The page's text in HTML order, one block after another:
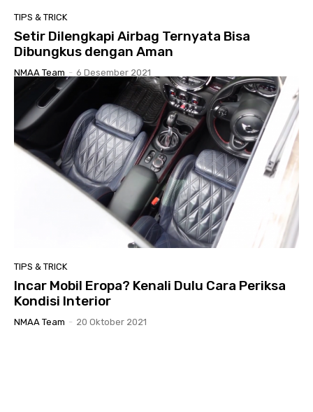
TIPS & TRICK
Setir Dilengkapi Airbag Ternyata Bisa
Dibungkus dengan Aman
NMAA Team - 6 Desember 2021
TIPS & TRICK
Incar Mobil Eropa? Kenali Dulu Cara Periksa
Kondisi Interior
NMAA Team - 20 Oktober 2021